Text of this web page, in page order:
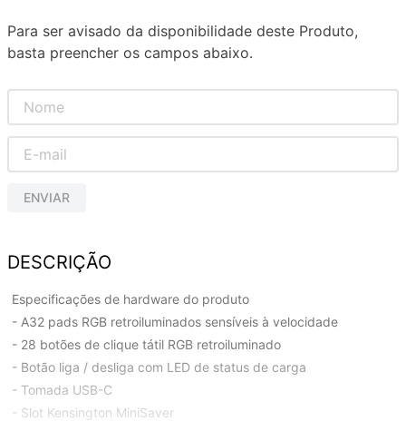
Para ser avisado da disponibilidade deste Produto,
basta preencher os campos abaixo.
ENVIAR
DESCRIÇÃO
Especificações de hardware do produto
- A32 pads RGB retroiluminados sensíveis à velocidade
- 28 botões de clique tátil RGB retroiluminado
- Botão liga / desliga com LED de status de carga
- Tomada USB-C
- Slot Kensington MiniSaver